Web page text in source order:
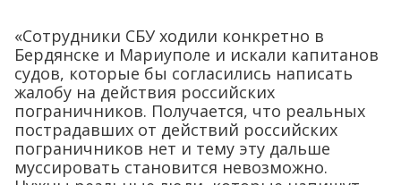
«Сотрудники СБУ ходили конкретно в
Бердянске и Мариуполе и искали капитанов
судов, которые бы согласились написать
жалобу на действия российских
пограничников. Получается, что реальных
пострадавших от действий российских
пограничников нет и тему эту дальше
муссировать становится невозможно.